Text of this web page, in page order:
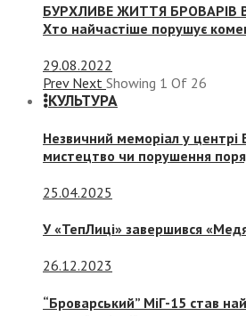
БУРХЛИВЕ ЖИТТЯ БРОВАРІВ
Хто найчастіше порушує
29.08.2022
Prev Next Showing 1 Of 26
КУЛЬТУРА
Незвичний меморіал у центрі
мистецтво чи порушення
25.04.2025
У «ТепЛиці» завершився
26.12.2023
“Броварський” МіГ-15 став